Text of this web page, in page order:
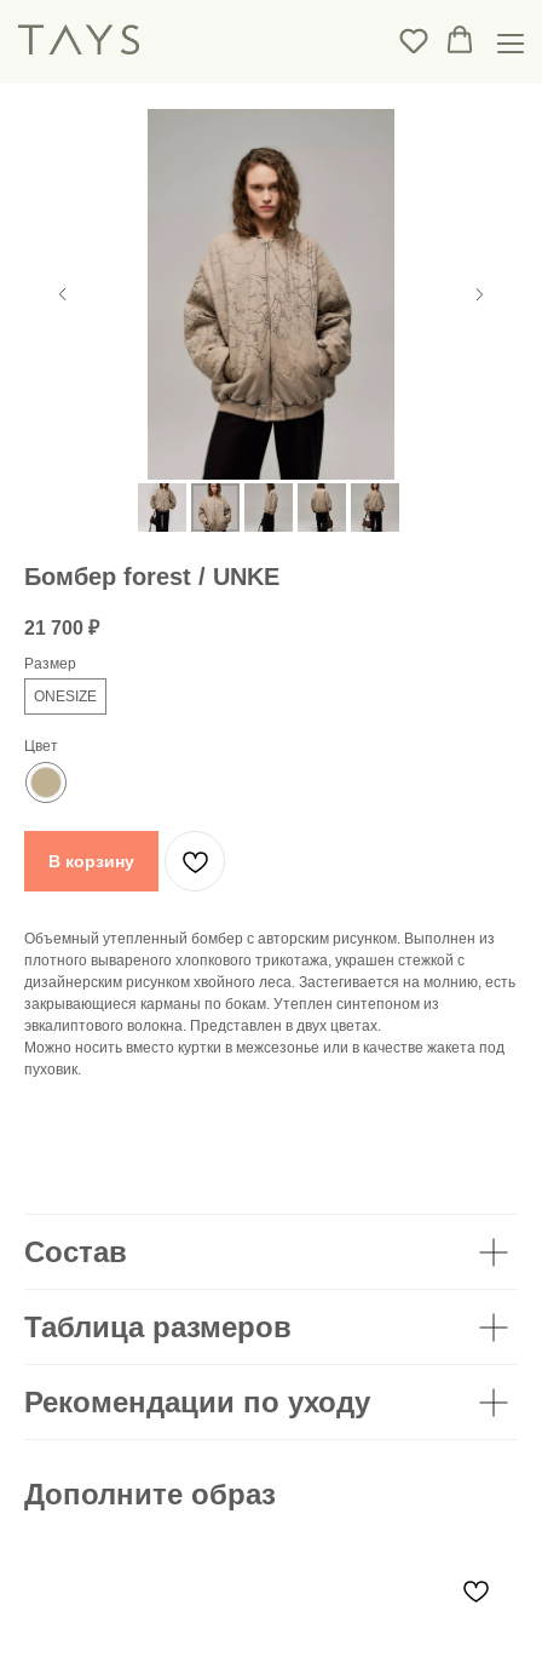
Бoмбер forest / UNKE
21 700 ₽
Размер
ONESIZE
Цвет
В корзину
Объемный утепленный бомбер с авторским рисунком. Выполнен из
плотного вывареного хлопкового трикотажа, украшен стежкой с
дизайнерским рисунком хвойного леса. Застегивается на молнию, есть
закрывающиеся карманы по бокам. Утеплен синтепоном из
эвкалиптового волокна. Представлен в двух цветах.
Можно носить вместо куртки в межсезонье или в качестве жакета под
пуховик.
Состав
Таблица размеров
Рекомендации по уходу
Дополните образ